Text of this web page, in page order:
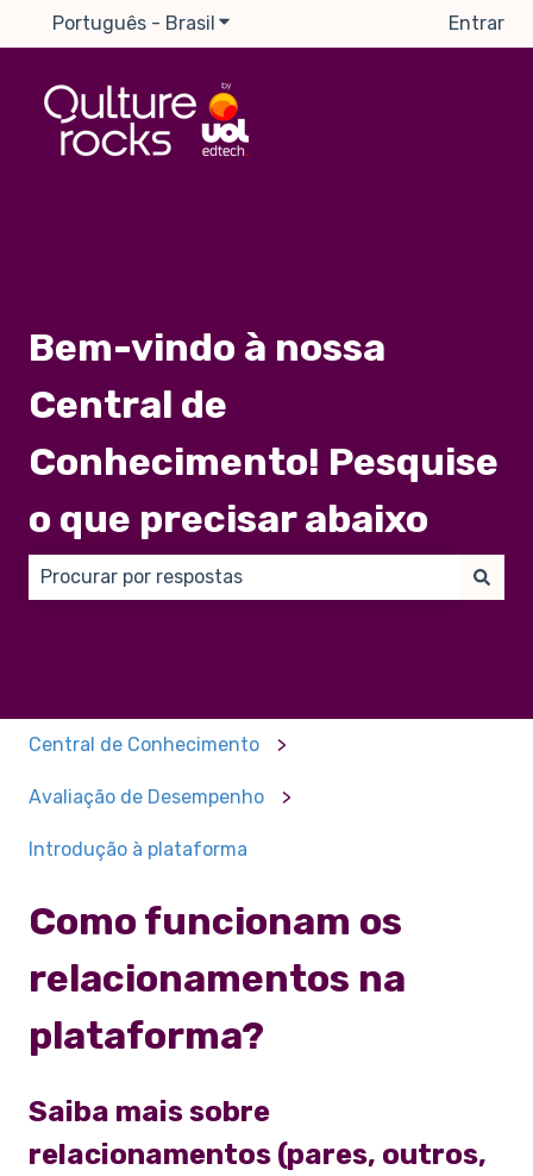
Português - Brasil Mostrar submenu para traduções
Entrar
Bem-vindo à nossa
Central de
Conhecimento! Pesquise
o que precisar abaixo
Central de Conhecimento
Avaliação de Desempenho
Introdução à plataforma
Como funcionam os
relacionamentos na
plataforma?
Saiba mais sobre
relacionamentos (pares, outros,